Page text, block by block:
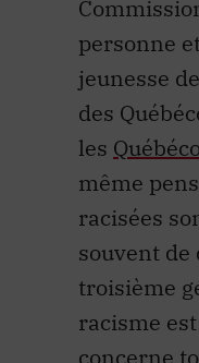
personne
jeunesse
des
les
même
racisées
souvent de
troisième
racisme